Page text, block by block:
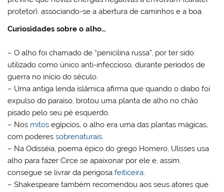
protetor), associando-se a abertura de caminhos e a boa.
Curiosidades sobre o alho…
– O alho foi chamado de “penicilina russa”, por ter sido
utilizado como único anti-infeccioso, durante períodos de
guerra no início do século.
– Uma antiga lenda islâmica afirma que quando o diabo foi
expulso do paraíso, brotou uma planta de alho no chão
pisado pelo seu pé esquerdo.
– Nos mitos egípcios, o alho era uma das plantas mágicas,
com poderessobrenaturais.
– Na Odisséia, poema épico do grego Homero, Ulisses usa
alho para fazer Circe se apaixonar por ele e, assim,
consegue se livrar da perigosafeiticeira.
– Shakespeare também recomendou aos seus atores que